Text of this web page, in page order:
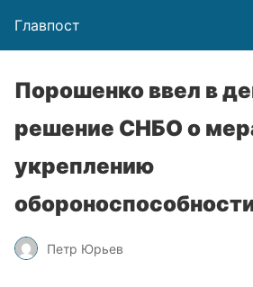
Главпост
Порошенко ввел в
решение СНБО о
укреплению
Петр Юрьев